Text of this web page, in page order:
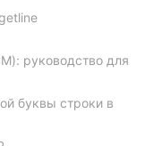
руководство для
буквы строки в